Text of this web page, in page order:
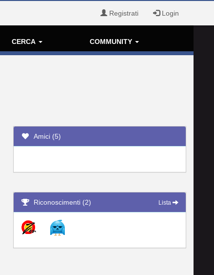
Registrati Login
CERCA COMMUNITY
Amici (5)
Riconoscimenti (2) Lista